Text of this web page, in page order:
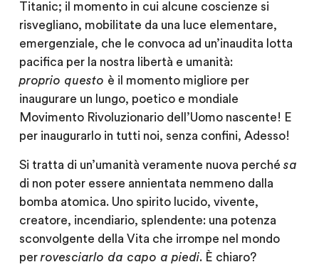
Titanic; il momento in cui alcune coscienze si
risvegliano, mobilitate da una luce elementare,
emergenziale, che le convoca ad un’inaudita lotta
pacifica per la nostra libertà e umanità:
proprio questo è il momento migliore per
inaugurare un lungo, poetico e mondiale
Movimento Rivoluzionario dell’Uomo nascente! E
per inaugurarlo in tutti noi, senza confini, Adesso!
Si tratta di un’umanità veramente nuova perché sa
di non poter essere annientata nemmeno dalla
bomba atomica. Uno spirito lucido, vivente,
creatore, incendiario, splendente: una potenza
sconvolgente della Vita che irrompe nel mondo
per rovesciarlo da capo a piedi. È chiaro?